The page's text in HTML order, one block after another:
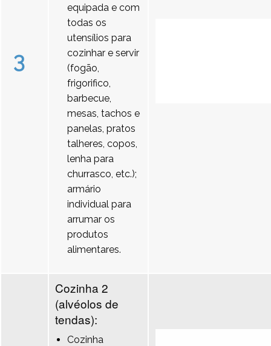
3
equipada e com
todas os
utensílios para
cozinhar e servir
(fogão,
frigorifico,
barbecue,
mesas, tachos e
panelas, pratos
talheres, copos,
lenha para
churrasco, etc.);
armário
individual para
arrumar os
produtos
alimentares.
Cozinha 2
(alvéolos de
tendas):
Cozinha